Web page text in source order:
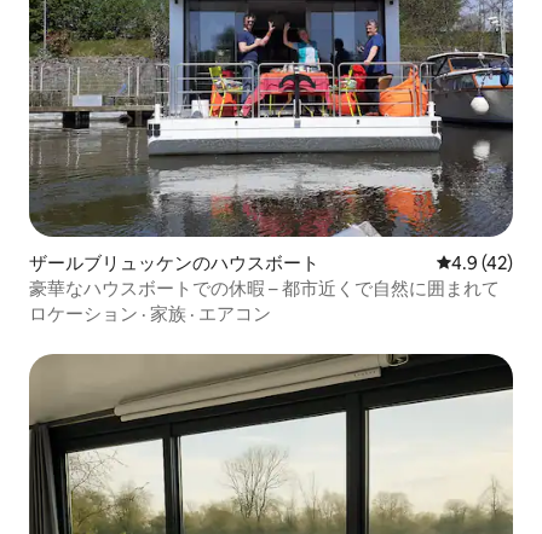
ザールブリュッケンのハウスボート レビュー42
4.9 (42)
豪華なハウスボートでの休暇 – 都市近くで自然に囲まれて
ロケーション · 家族 · エアコン